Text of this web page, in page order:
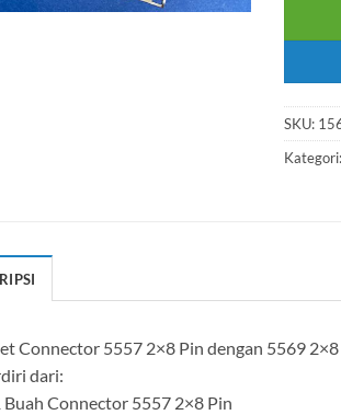
SKU:
Kategori:
Connector 5557 2×8 Pin dengan 5569 2×8
dari:
Buah Connector 5557 2×8 Pin